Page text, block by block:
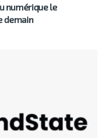
numérique le
demain